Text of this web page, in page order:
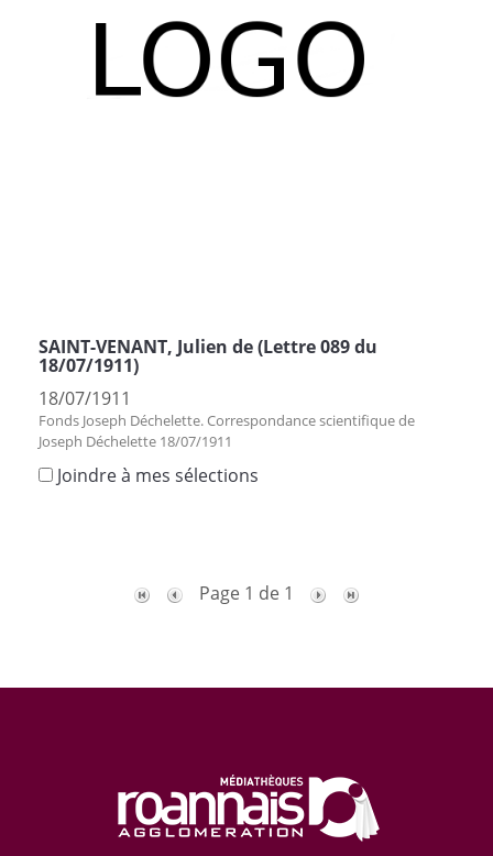
SAINT-VENANT, Julien de (Lettre 089 du
18/07/1911)
18/07/1911
Fonds Joseph Déchelette. Correspondance scientifique de
Joseph Déchelette 18/07/1911
Joindre à mes sélections
Page 1 de 1